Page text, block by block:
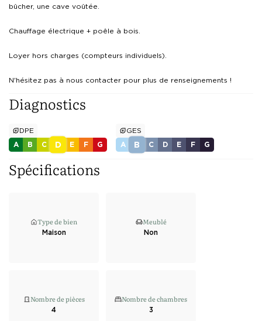
bûcher, une cave voûtée.
Chauffage électrique + poêle à bois.
Loyer hors charges (compteurs individuels).
Diagnostics
DPE
A B C D E F G
GES
A B C D E F G
Spécifications
Type de bien
Maison
Meublé
Non
Nombre de pièces
4
Nombre de chambres
3